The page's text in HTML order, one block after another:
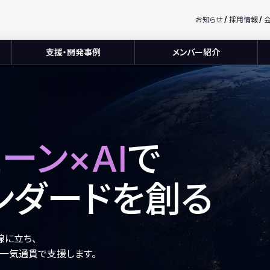
お知らせ 採用情報
支援・開発事例 メンバー紹介
ン×AIで
ードを創る
立ち、
気通貫で支援します。